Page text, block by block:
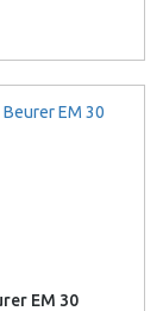
EM 30